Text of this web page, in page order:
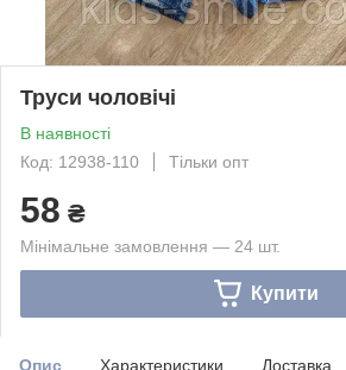
Труси чоловічі
В наявності
Код: 12938-110
Тільки опт
58 ₴
Мінімальне замовлення — 24 шт.
Купити
Опис Характеристики Доставка